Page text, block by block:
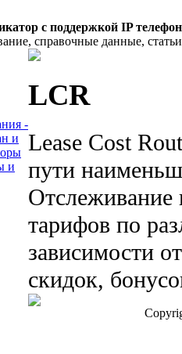
с поддержкой IP
справочные данные,
-
и
и
LCR
Lease Cost
пути
Отслеживание
тарифов по
зависимости
скидок,